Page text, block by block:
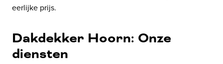
eerlijke prijs.
Dakdekker Hoorn: Onze
diensten